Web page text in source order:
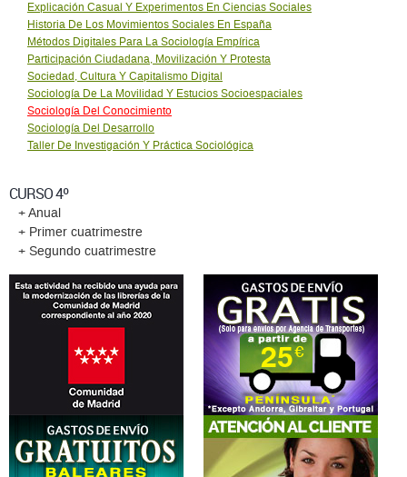
Explicación Casual Y Experimentos En Ciencias Sociales
Historia De Los Movimientos Sociales En España
Métodos Digitales Para La Sociología Empírica
Participación Ciudadana, Movilización Y Protesta
Sociedad, Cultura Y Capitalismo Digital
Sociología De La Movilidad Y Estucios Socioespaciales
Sociología Del Conocimiento
Sociología Del Desarrollo
Taller De Investigación Y Práctica Sociológica
CURSO 4º
+ Anual
+ Primer cuatrimestre
+ Segundo cuatrimestre